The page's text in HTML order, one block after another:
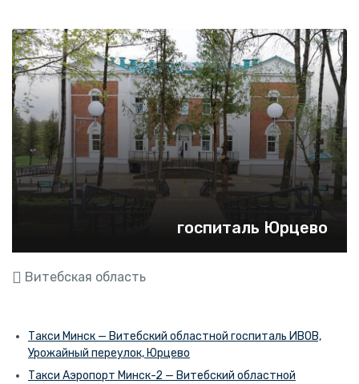
госпиталь Юрцево
Витебская область
Такси Минск — Витебский областной госпиталь ИВОВ,
Урожайный переулок, Юрцево
Такси Аэропорт Минск-2 — Витебский областной